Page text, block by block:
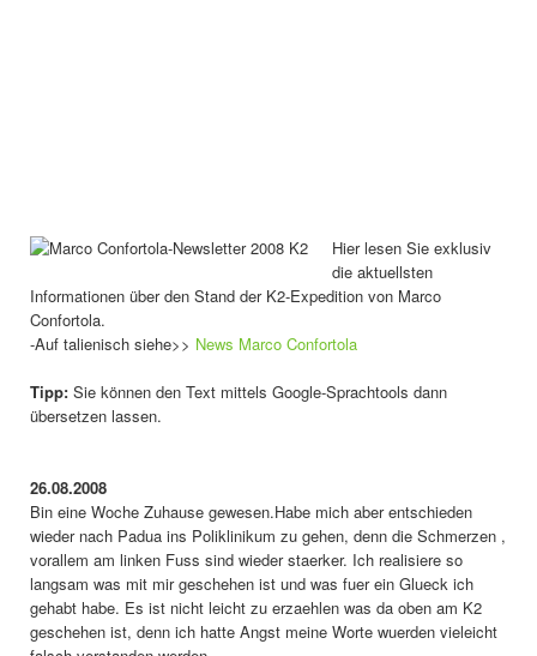
Hier lesen Sie exklusiv
die aktuellsten
Informationen über den Stand der K2-Expedition von Marco
Confortola.
-Auf talienisch siehe>> News Marco Confortola
Tipp: Sie können den Text mittels Google-Sprachtools dann
übersetzen lassen.
26.08.2008
Bin eine Woche Zuhause gewesen.Habe mich aber entschieden
wieder nach Padua ins Poliklinikum zu gehen, denn die Schmerzen ,
vorallem am linken Fuss sind wieder staerker. Ich realisiere so
langsam was mit mir geschehen ist und was fuer ein Glueck ich
gehabt habe. Es ist nicht leicht zu erzaehlen was da oben am K2
geschehen ist, denn ich hatte Angst meine Worte wuerden vieleicht